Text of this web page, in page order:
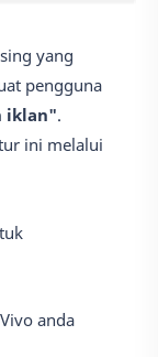
yang
pengguna
iklan".
ini melalui
anda